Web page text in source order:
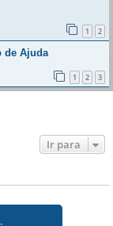
1 2
de Ajuda
1 2 3
Ir para